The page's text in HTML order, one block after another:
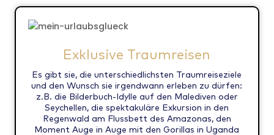
Exklusive Traumreisen
Es gibt sie, die unterschiedlichsten Traumreiseziele
und den Wunsch sie irgendwann erleben zu dürfen:
z.B. die Bilderbuch-Idylle auf den Malediven oder
Seychellen, die spektakuläre Exkursion in den
Regenwald am Flussbett des Amazonas, den
Moment Auge in Auge mit den Gorillas in Uganda